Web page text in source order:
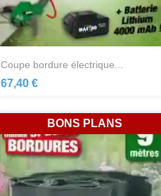
coupe bordure électrique...
67,40 €
BONS PLANS